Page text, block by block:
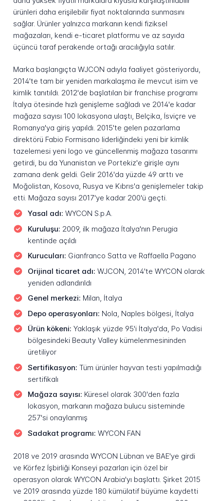
ürünleri daha erişilebilir fiyat noktalarında sunmasını
sağlar. Ürünler yalnızca markanın kendi fiziksel
mağazaları, kendi e-ticaret platformu ve az sayıda
üçüncü taraf perakende ortağı aracılığıyla satılır.
Marka başlangıçta WJCON adıyla faaliyet gösteriyordu,
2014'te tam bir yeniden markalaşma ile mevcut isim ve
kimlik tanıtıldı. 2012'de başlatılan bir franchise programı
İtalya ötesinde hızlı genişleme sağladı ve 2014'e kadar
mağaza sayısı 100 lokasyona ulaştı, Belçika, İsviçre ve
Romanya'ya giriş yapıldı. 2015'te gelen pazarlama
direktörü Fabio Formisano liderliğindeki yeni bir kimlik
tazelemesi yeni logo ve güncellenmiş mağaza tasarımı
getirdi, bu da Yunanistan ve Portekiz'e girişle aynı
zamana denk geldi. Gelir 2016'da yüzde 49 arttı ve
Moğolistan, Kosova, Rusya ve Kıbrıs'a genişlemeler takip
etti. Mağaza sayısı 2017'ye kadar 200'ü geçti.
Yasal adı: WYCON S.p.A.
Kuruluşu: 2009, ilk mağaza İtalya'nın Perugia
kentinde açıldı
Kurucuları: Gianfranco Satta ve Raffaella Pagano
Orijinal ticaret adı: WJCON, 2014'te WYCON olarak
yeniden adlandırıldı
Genel merkezi: Milan, İtalya
Depo operasyonları: Nola, Naples bölgesi, İtalya
Ürün kökeni: Yaklaşık yüzde 95'i İtalya'da, Po Vadisi
bölgesindeki Beauty Valley kümelenmesininden
üretiliyor
Sertifikasyon: Tüm ürünler hayvan testi yapılmadığı
sertifikalı
Mağaza sayısı: Küresel olarak 300'den fazla
lokasyon, markanın mağaza bulucu sisteminde
257'si onaylanmış
Sadakat programı: WYCON FAN
2018 ve 2019 arasında WYCON Lübnan ve BAE'ye girdi
ve Körfez İşbirliği Konseyi pazarları için özel bir
operasyon olarak WYCON Arabia'yı başlattı. Şirket 2015
ve 2019 arasında yüzde 180 kümülatif büyüme kaydetti